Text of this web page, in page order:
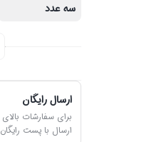
سه عدد
ارسال رایگان
ارسال با پست رایگان